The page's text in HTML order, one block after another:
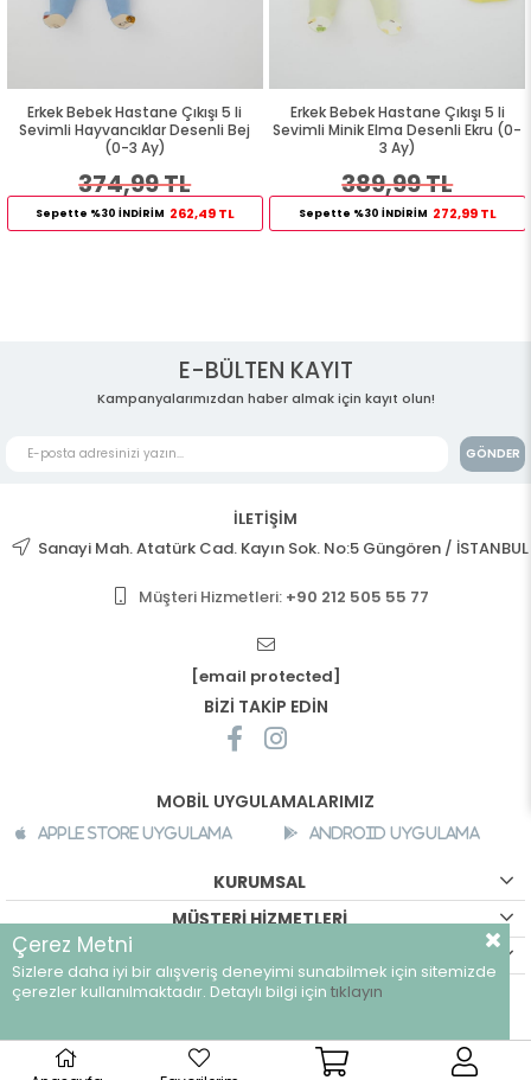
Erkek Bebek Hastane Çıkışı 5 li
Sevimli Hayvancıklar Desenli Bej
(0-3 Ay)
374,99 TL
Sepette %30 İNDİRİM 262,49 TL
Erkek Bebek Hastane Çıkışı 5 li
Sevimli Minik Elma Desenli Ekru (0-
3 Ay)
389,99 TL
Sepette %30 İNDİRİM 272,99 TL
E-BÜLTEN KAYIT
Kampanyalarımızdan haber almak için kayıt olun!
GÖNDER
İLETİŞİM
Sanayi Mah. Atatürk Cad. Kayın Sok. No:5 Güngören / İSTANBUL
Müşteri Hizmetleri: +90 212 505 55 77
[email protected]
BİZİ TAKİP EDİN
MOBİL UYGULAMALARIMIZ
Apple Store Uygulama Android Uygulama
KURUMSAL
MÜŞTERİ HİZMETLERİ
©breeze.com.tr - Tüm hakları saklıdır.
Çerez Metni
Sizlere daha iyi bir alışveriş deneyimi sunabilmek için sitemizde
çerezler kullanılmaktadır. Detaylı bilgi için tıklayın